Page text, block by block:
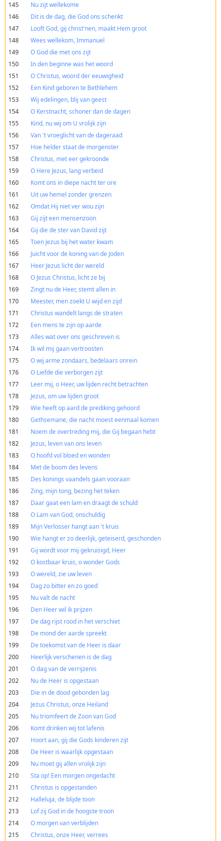
145
Nu zijt wellekome
146
Dit is de dag, die God ons schenkt
147
Looft God, gij christ'nen, maakt Hem groot
148
Wees wellekom, Immanuel
149
O God die met ons zijt
150
In den beginne was het woord
151
O Christus, woord der eeuwigheid
152
Een Kind geboren te Bethlehem
153
Wij edelingen, blij van geest
154
O Kerstnacht, schoner dan de dagen
155
Kind, nu wij om U vrolijk zijn
156
Van 't vroeglicht van de dageraad
157
Hoe helder staat de morgenster
158
Christus, met eer gekroonde
159
O Here Jezus, lang verbeid
160
Komt ons in diepe nacht ter ore
161
Uit uw hemel zonder grenzen
162
Omdat Hij niet ver wou zijn
163
Gij zijt een mensenzoon
164
Gij die de ster van David zijt
165
Toen Jezus bij het water kwam
166
Juicht voor de koning van de Joden
167
Heer Jezus licht der wereld
168
O Jezus Christus, licht ze bij
169
Zingt nu de Heer, stemt allen in
170
Meester, men zoekt U wijd en zijd
171
Christus wandelt langs de straten
172
Een mens te zijn op aarde
173
Alles wat over ons geschreven is
174
Ik wil mij gaan vertroosten
175
O wij arme zondaars, bedelaars onrein
176
O Liefde die verborgen zijt
177
Leer mij, o Heer, uw lijden recht betrachten
178
Jezus, om uw lijden groot
179
Wie heeft op aard de prediking gehoord
180
Gethsemane, die nacht moest eenmaal komen
181
Noem de overtreding mij, die Gij begaan hebt
182
Jezus, leven van ons leven
183
O hoofd vol bloed en wonden
184
Met de boom des levens
185
Des konings vaandels gaan vooraan
186
Zing, mijn tong, bezing het teken
187
Daar gaat een lam en draagt de schuld
188
O Lam van God, onschuldig
189
Mijn Verlosser hangt aan 't kruis
190
Wie hangt er zo deerlijk, geteiserd, geschonden
191
Gij wordt voor mij gekruisigd, Heer
192
O kostbaar kruis, o wonder Gods
193
O wereld, zie uw leven
194
Dag zo bitter en zo goed
195
Nu valt de nacht
196
Den Heer wil ik prijzen
197
De dag rijst rood in het verschiet
198
De mond der aarde spreekt
199
De toekomst van de Heer is daar
200
Heerlijk verschenen is de dag
201
O dag van de verrijzenis
202
Nu de Heer is opgestaan
203
Die in de dood gebonden lag
204
Jezus Christus, onze Heiland
205
Nu triomfeert de Zoon van God
206
Komt drinken wij tot lafenis
207
Hoort aan, gij die Gods kinderen zijt
208
De Heer is waarlijk opgestaan
209
Nu moet gij allen vrolijk zijn
210
Sta op! Een morgen ongedacht
211
Christus is opgestanden
212
Halleluja, de blijde toon
213
Lof zij God in de hoogste troon
214
O morgen van verblijden
215
Christus, onze Heer, verrees